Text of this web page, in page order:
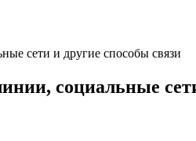
сети и другие способы связи
социальные